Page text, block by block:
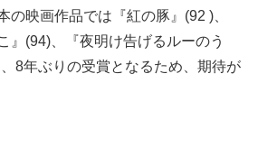
の映画作品では『紅の豚』(92 )、
』(94)、『夜明け告げるルーのう
8年ぶりの受賞となるため、期待が